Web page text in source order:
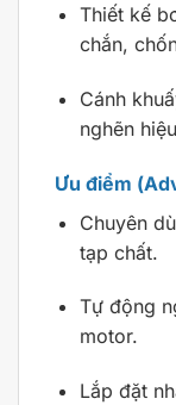
Thiết kế
chắn,
Cánh
nghẽn
Ưu điểm
Chuyên
tạp chất.
Tự động
motor.
Lắp đặt